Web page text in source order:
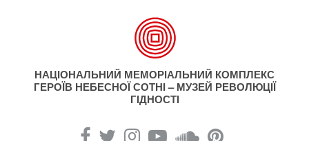
НАЦІОНАЛЬНИЙ МЕМОРІАЛЬНИЙ КОМПЛЕКС
ГЕРОЇВ НЕБЕСНОЇ СОТНІ – МУЗЕЙ РЕВОЛЮЦІЇ
ГІДНОСТІ